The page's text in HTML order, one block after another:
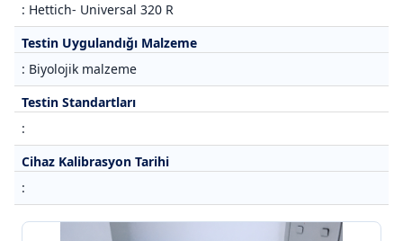
: Hettich- Universal 320 R
Testin Uygulandığı Malzeme
: Biyolojik malzeme
Testin Standartları
:
Cihaz Kalibrasyon Tarihi
: